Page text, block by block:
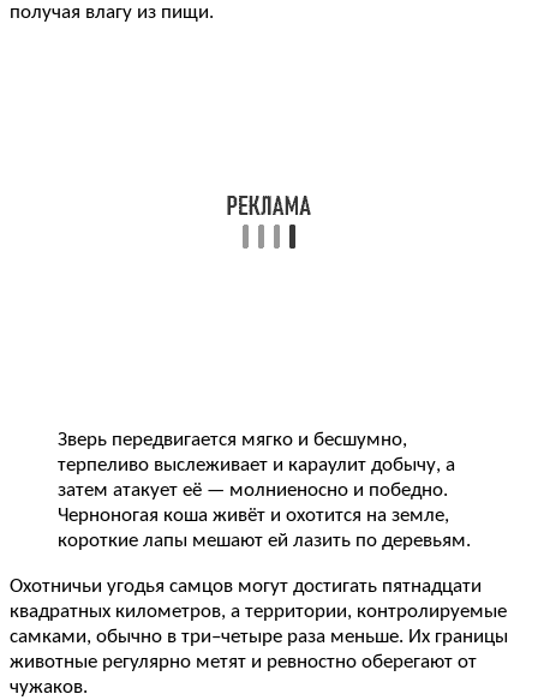
получая влагу из пищи.
Зверь передвигается мягко и бесшумно,
терпеливо выслеживает и караулит добычу, а
затем атакует её — молниеносно и победно.
Черноногая коша живёт и охотится на земле,
короткие лапы мешают ей лазить по деревьям.
Охотничьи угодья самцов могут достигать пятнадцати
квадратных километров, а территории, контролируемые
самками, обычно в три–четыре раза меньше. Их границы
животные регулярно метят и ревностно оберегают от
чужаков.